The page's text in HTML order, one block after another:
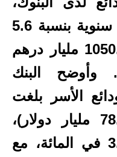
بنهاية يناير 2022، زيادة سنوية بنسبة 5.6
في المائة لتصل إلى 1050.9 مليار درهم
وأوضح البنك
الأسر بلغت
781.6 مليار درهم (78.1 مليار دولار)،
بزيادة سنوية نسبتها 3.3 في المائة، مع